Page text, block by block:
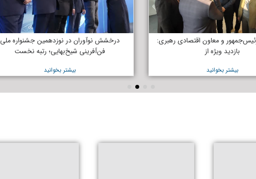
و معاون اقتصادی رهبری:
بازدید ویژه از
بیشتر بخوانید
درخشش نوآوران در نوزدهمین جشنواره ملی
فن‌آفرینی شیخ‌بهایی؛ رتبه نخست
بیشتر بخوانید